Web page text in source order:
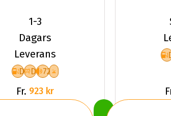
PL01 XL
Friktion
2025
1-3
Dagars
Leverans
D D 72
Fr. 923 kr